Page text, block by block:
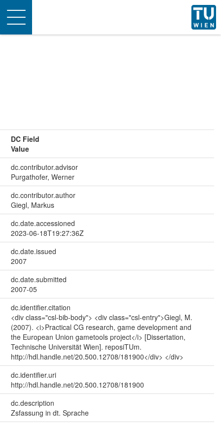
Toggle
navigation
DC Field
Value
dc.contributor.advisor
Purgathofer, Werner
dc.contributor.author
Giegl, Markus
dc.date.accessioned
2023-06-18T19:27:36Z
dc.date.issued
2007
dc.date.submitted
2007-05
dc.identifier.citation
<div class="csl-bib-body"> <div class="csl-entry">Giegl, M.
(2007). <i>Practical CG research, game development and
the European Union gametools project</i> [Dissertation,
Technische Universität Wien]. reposiTUm.
http://hdl.handle.net/20.500.12708/181900</div> </div>
dc.identifier.uri
http://hdl.handle.net/20.500.12708/181900
dc.description
Zsfassung in dt. Sprache